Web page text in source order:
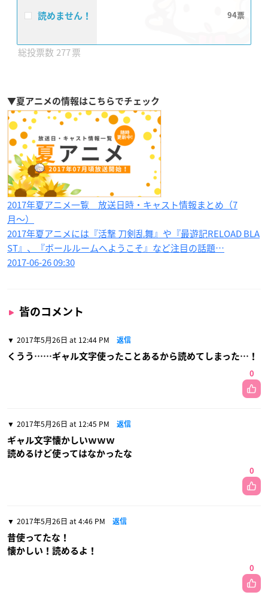
読めません！ 94
277
▼夏アニメの情報はこちらでチェック
2017年夏アニメ一覧 放送日時・キャスト情報まとめ（7
月〜）
2017年夏アニメには『活撃 刀剣乱舞』や『最遊記RELOAD BLA
ST』、『ボールルームへようこそ』など注目の話題…
2017-06-26 09:30
皆のコメント
2017年5月26日 at 12:44 PM 返信
くうう……ギャル文字使ったことあるから読めてしまった…！
0
2017年5月26日 at 12:45 PM 返信
ギャル文字懐かしいｗｗｗ
読めるけど使ってはなかったな
0
2017年5月26日 at 4:46 PM 返信
昔使ってたな！
懐かしい！読めるよ！
0